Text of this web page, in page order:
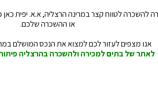
להשכרה לטווח קצר במרינה הרצליה, א.א. יפית כאן
או ההשכרה שלכם.
אנו מצפים לעזור לכם למצוא את הנכס המושלם
לאתר של בתים למכירה ולהשכרה בהרצליה